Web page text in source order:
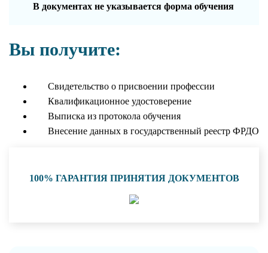
В документах не указывается форма обучения
Вы получите:
Свидетельство о присвоении профессии
Квалификационное удостоверение
Выписка из протокола обучения
Внесение данных в государственный реестр ФРДО
100% ГАРАНТИЯ ПРИНЯТИЯ ДОКУМЕНТОВ